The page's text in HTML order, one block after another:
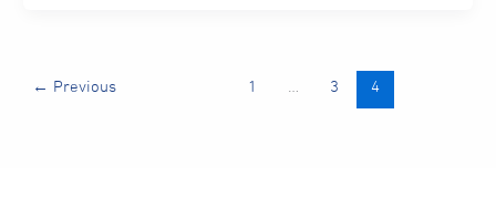
← Previous 1 3 4